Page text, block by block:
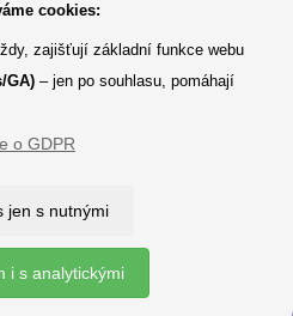
Youtube SONS
uvedených na tomto serveru je
- 2026 SONS ČR, z. s.
údajů (GDPR)
cookies:
zajišťují základní funkce webu
GA) – jen po souhlasu, pomáhají
o GDPR
jen s nutnými
i s analytickými